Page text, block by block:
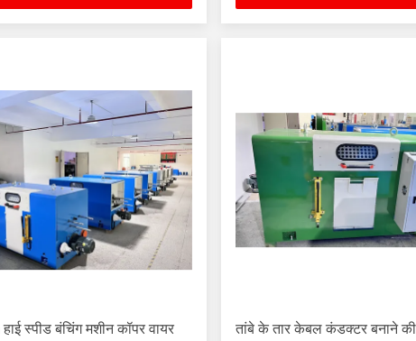
स्पीड बंचिंग मशीन कॉपर वायर
तांबे के तार केबल कंडक्टर बनाने